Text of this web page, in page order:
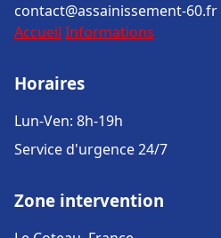
contact@assainissement-60.fr
Accueil Informations
Horaires
Lun-Ven: 8h-19h
Service d'urgence 24/7
Zone intervention